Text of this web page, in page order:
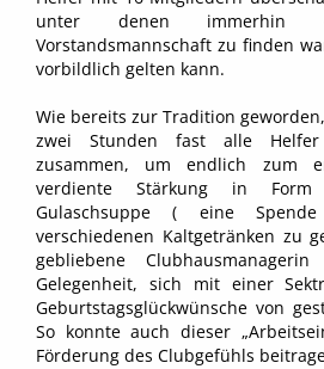
unter denen
Vorstandsmannschaft zu finden
vorbildlich gelten kann.
Wie bereits zur Tradition
zwei Stunden fast alle
zusammen, um endlich zum
verdiente Stärkung in Form
Gulaschsuppe ( eine
verschiedenen Kaltgetränken zu
gebliebene
Gelegenheit, sich mit einer
Geburtstagsglückwünsche von
So konnte auch dieser
Förderung des Clubgefühls